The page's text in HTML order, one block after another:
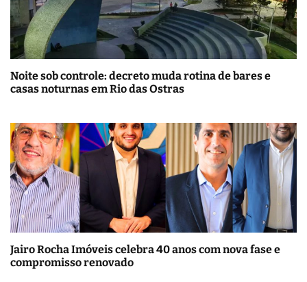
Noite sob controle: decreto muda rotina de bares e
casas noturnas em Rio das Ostras
Jairo Rocha Imóveis celebra 40 anos com nova fase e
compromisso renovado